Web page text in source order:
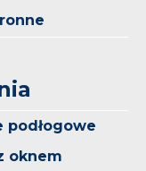
podłogowe
oknem